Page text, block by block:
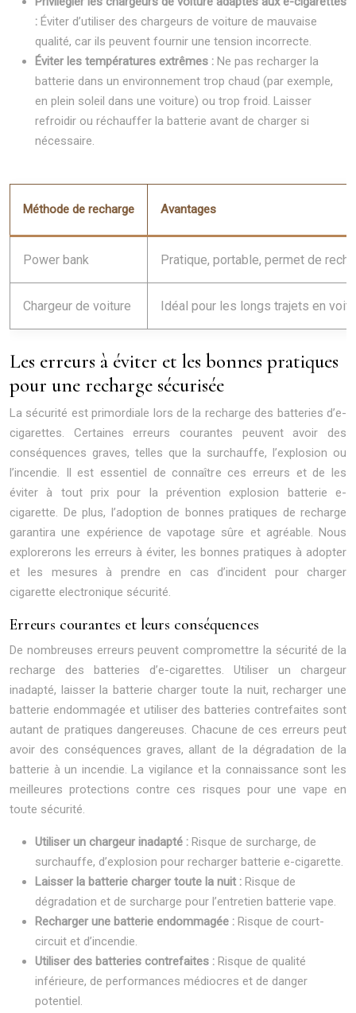
: Éviter d’utiliser des chargeurs de voiture de mauvaise
qualité, car ils peuvent fournir une tension incorrecte.
Éviter les températures extrêmes : Ne pas recharger la
batterie dans un environnement trop chaud (par exemple,
en plein soleil dans une voiture) ou trop froid. Laisser
refroidir ou réchauffer la batterie avant de charger si
nécessaire.
Méthode de recharge Avantages
Power bank Pratique, portable, permet de
Chargeur de voiture Idéal pour les longs trajets en
Les erreurs à éviter et les bonnes pratiques
pour une recharge sécurisée
La sécurité est primordiale lors de la recharge des batteries d’e-
cigarettes. Certaines erreurs courantes peuvent avoir des
conséquences graves, telles que la surchauffe, l’explosion ou
l’incendie. Il est essentiel de connaître ces erreurs et de les
éviter à tout prix pour la prévention explosion batterie e-
cigarette. De plus, l’adoption de bonnes pratiques de recharge
garantira une expérience de vapotage sûre et agréable. Nous
explorerons les erreurs à éviter, les bonnes pratiques à adopter
et les mesures à prendre en cas d’incident pour charger
cigarette electronique sécurité.
Erreurs courantes et leurs conséquences
De nombreuses erreurs peuvent compromettre la sécurité de la
recharge des batteries d’e-cigarettes. Utiliser un chargeur
inadapté, laisser la batterie charger toute la nuit, recharger une
batterie endommagée et utiliser des batteries contrefaites sont
autant de pratiques dangereuses. Chacune de ces erreurs peut
avoir des conséquences graves, allant de la dégradation de la
batterie à un incendie. La vigilance et la connaissance sont les
meilleures protections contre ces risques pour une vape en
toute sécurité.
Utiliser un chargeur inadapté : Risque de surcharge, de
surchauffe, d’explosion pour recharger batterie e-cigarette.
Laisser la batterie charger toute la nuit : Risque de
dégradation et de surcharge pour l’entretien batterie vape.
Recharger une batterie endommagée : Risque de court-
circuit et d’incendie.
Utiliser des batteries contrefaites : Risque de qualité
inférieure, de performances médiocres et de danger
potentiel.